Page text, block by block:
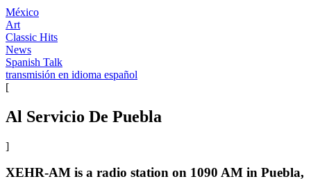
México
Art
Classic Hits
News
Spanish Talk
transmisión en idioma español
[
Al Servicio De Puebla
]
XEHR-AM is a radio station on 1090 AM in Puebla,